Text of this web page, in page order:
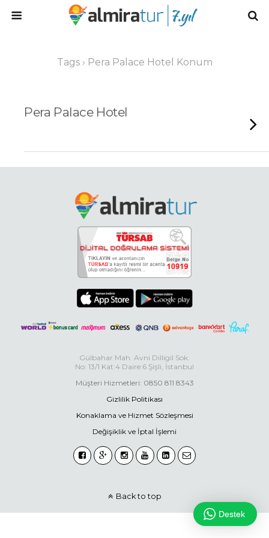
Tags › Pera Palace Hotel Konum
Pera Palace Hotel
Gülbahar Mah. Avni Dilligil Sok.
No: 13/1 Kat:4 Daire:6 Şişli, İstanbul
Müşteri Hizmetleri: 0850 811 8343
Gizlilik Politikası
Konaklama ve Hizmet Sözleşmesi
Değişiklik ve İptal İşlemi
Back to top
Destek